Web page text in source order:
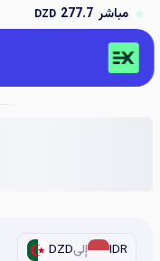
مباشرDZD
GBP £
DZDإلى IDR